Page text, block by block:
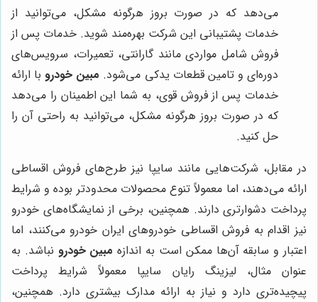
می‌دهد که در صورت بروز هرگونه مشکل، می‌توانید از
خدمات پشتیبانی این شرکت بهره‌مند شوید. خدمات پس از
فروش شامل مواردی مانند گارانتی، تعمیرات، سرویس‌های
دوره‌ای و تامین قطعات یدکی می‌شود. مبین خودروبا ارائه
خدمات پس از فروش قوی، به شما این اطمینان را می‌دهد
که در صورت بروز هرگونه مشکل، می‌توانید به راحتی آن را
حل کنید.
در مقابل، شرکت‌هایی مانند سایپا نیز طرح‌های فروش اقساطی
ارائه می‌دهند، اما معمولاً تنوع محصولات محدودتر بوده و شرایط
پرداخت دشوارتری دارند. همچنین، برخی از نمایشگاه‌های خودرو
نیز اقدام به فروش اقساطی خودروهای ایران خودرو می‌کنند، اما
اعتبار و سابقه آن‌ها ممکن است به اندازه مبین خودرو نباشد. به
عنوان مثال، لیزینگ رایان سایپا معمولاً شرایط پرداخت
پیچیده‌تری دارد و نیاز به ارائه مدارک بیشتری دارد. همچنین،